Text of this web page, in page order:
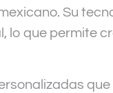
Su
que permite